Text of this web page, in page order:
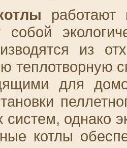
работают
собой
из
теплотворную
для
систем, однако
котлы